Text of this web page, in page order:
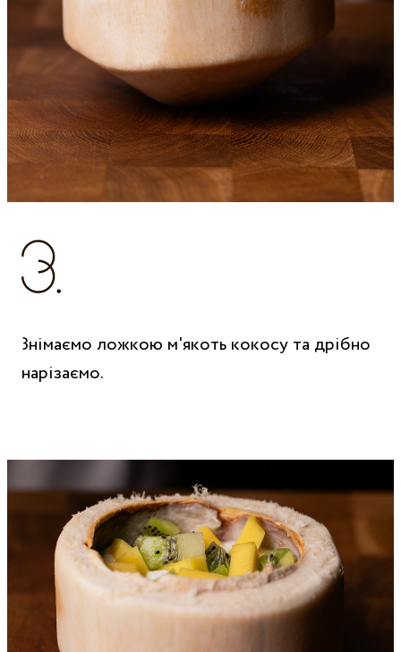
Знімаємо ложкою м'якоть кокосу та дрібно
нарізаємо.